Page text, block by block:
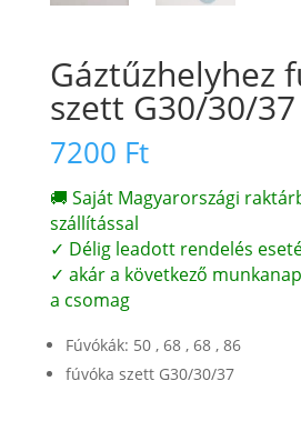
Gáztűzhelyhez
szett G30/30/37
7200 Ft
🚚 Saját Magyarországi
szállítással
✓ Délig leadott rendelés
✓ akár a következő
a csomag
Fúvókák: 50 , 68 , 68 , 86
fúvóka szett G30/30/37